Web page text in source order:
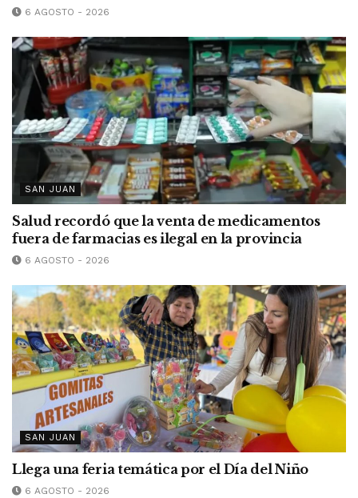
6 AGOSTO - 2026
SAN JUAN
Salud recordó que la venta de medicamentos
fuera de farmacias es ilegal en la provincia
6 AGOSTO - 2026
SAN JUAN
Llega una feria temática por el Día del Niño
6 AGOSTO - 2026